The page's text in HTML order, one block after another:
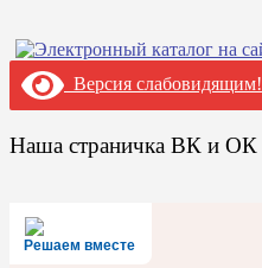
Версия слабовидящим!
Наша страничка ВК и ОК
Решаем вместе